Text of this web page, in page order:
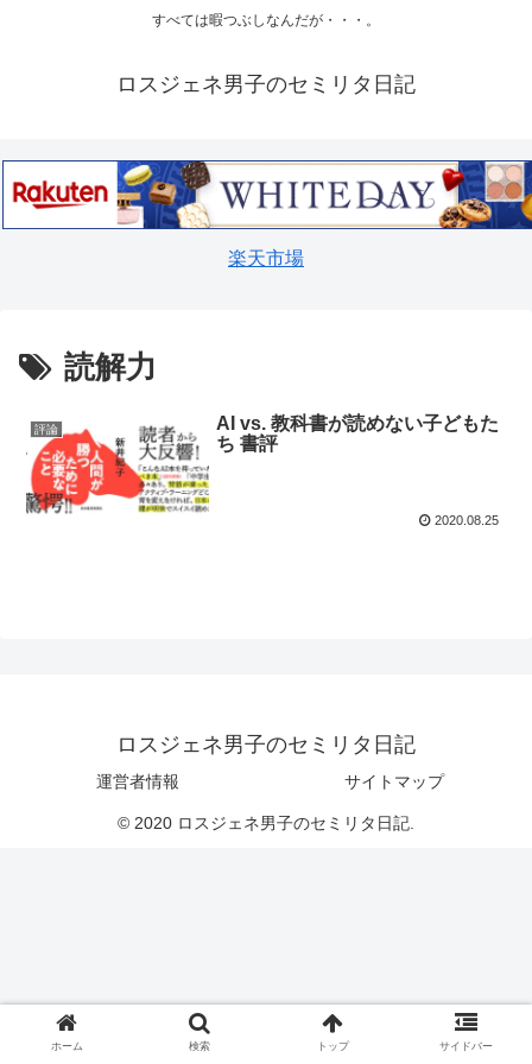
すべては暇つぶしなんだが・・・。
ロスジェネ男子のセミリタ日記
楽天市場
読解力
評論
AI vs. 教科書が読めない子どもた
ち 書評
2020.08.25
ロスジェネ男子のセミリタ日記
運営者情報 サイトマップ
© 2020 ロスジェネ男子のセミリタ日記.
ホーム 検索 トップ サイドバー